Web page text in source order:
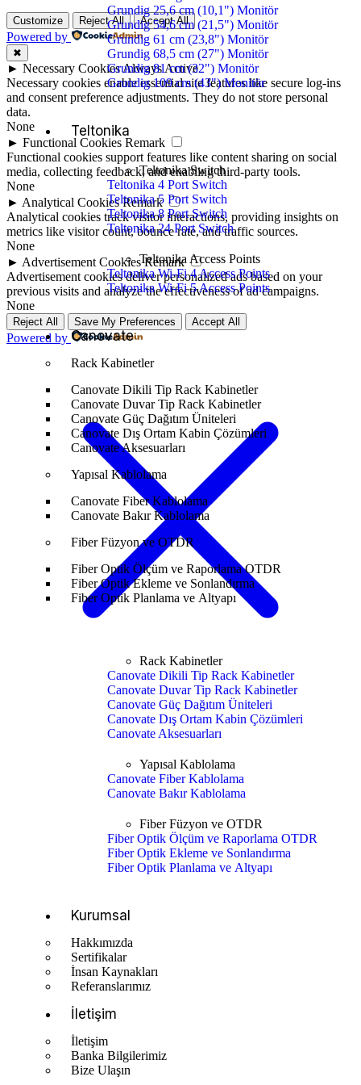
Grundig 25,6 cm (10,1") Monitör
Grundig 54,6 cm (21,5") Monitör
Grundig 61 cm (23,8") Monitör
Grundig 68,5 cm (27") Monitör
Grundig 81 cm (32") Monitör
Grundig 109 cm (43") Monitör
Teltonika
Teltonika Switch
Teltonika 4 Port Switch
Teltonika 5 Port Switch
Teltonika 8 Port Switch
Teltonika 24 Port Switch
Teltonika Access Points
Teltonika Wi-Fi 4 Access Points
Teltonika Wi-Fi 5 Access Points
Canovate
Rack Kabinetler
Canovate Dikili Tip Rack Kabinetler
Canovate Duvar Tip Rack Kabinetler
Canovate Güç Dağıtım Üniteleri
Canovate Dış Ortam Kabin Çözümleri
Canovate Aksesuarları
Yapısal Kablolama
Canovate Fiber Kablolama
Canovate Bakır Kablolama
Fiber Füzyon ve OTDR
Fiber Optik Ölçüm ve Raporlama OTDR
Fiber Optik Ekleme ve Sonlandırma
Fiber Optik Planlama ve Altyapı
Rack Kabinetler
Canovate Dikili Tip Rack Kabinetler
Canovate Duvar Tip Rack Kabinetler
Canovate Güç Dağıtım Üniteleri
Canovate Dış Ortam Kabin Çözümleri
Canovate Aksesuarları
Yapısal Kablolama
Canovate Fiber Kablolama
Canovate Bakır Kablolama
Fiber Füzyon ve OTDR
Fiber Optik Ölçüm ve Raporlama OTDR
Fiber Optik Ekleme ve Sonlandırma
Fiber Optik Planlama ve Altyapı
Kurumsal
Hakkımızda
Sertifikalar
İnsan Kaynakları
Referanslarımız
İletişim
İletişim
Banka Bilgilerimiz
Bize Ulaşın
Customize Reject All Accept All
Powered by
✖
► Necessary CookiesAlways Active
Necessary cookies enable essential site features like secure log-ins
and consent preference adjustments. They do not store personal
data.
None
► Functional Cookies Remark
Functional cookies support features like content sharing on social
media, collecting feedback, and enabling third-party tools.
None
► Analytical Cookies Remark
Analytical cookies track visitor interactions, providing insights on
metrics like visitor count, bounce rate, and traffic sources.
None
► Advertisement Cookies Remark
Advertisement cookies deliver personalized ads based on your
previous visits and analyze the effectiveness of ad campaigns.
None
Reject All Save My Preferences Accept All
Powered by